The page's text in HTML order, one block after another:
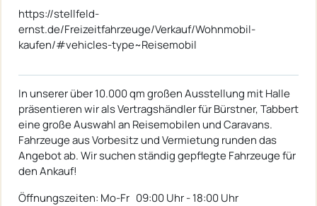
https://stellfeld-
ernst.de/Freizeitfahrzeuge/Verkauf/Wohnmobil-
kaufen/#vehicles-type~Reisemobil
In unserer über 10.000 qm großen Ausstellung mit Halle
präsentieren wir als Vertragshändler für Bürstner, Tabbert
eine große Auswahl an Reisemobilen und Caravans.
Fahrzeuge aus Vorbesitz und Vermietung runden das
Angebot ab. Wir suchen ständig gepflegte Fahrzeuge für
den Ankauf!
Öffnungszeiten: Mo-Fr 09:00 Uhr - 18:00 Uhr